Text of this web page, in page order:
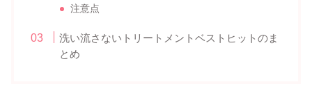
注意点
洗い流さないトリートメントベストヒットのま
とめ